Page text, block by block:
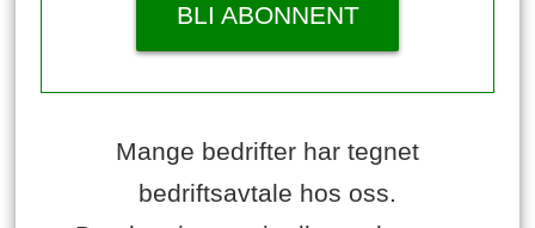
BLI ABONNENT
Mange bedrifter har tegnet
bedriftsavtale hos oss.